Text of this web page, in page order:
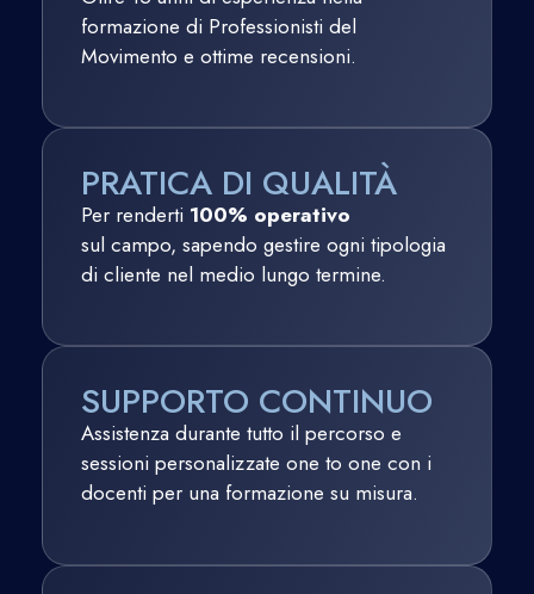
formazione di Professionisti del
Movimento e ottime recensioni.
PRATICA DI QUALITÀ
Per renderti 100% operativo
sul campo, sapendo gestire ogni tipologia
di cliente nel medio lungo termine.
SUPPORTO CONTINUO
Assistenza durante tutto il percorso e
sessioni personalizzate one to one con i
docenti per una formazione su misura.